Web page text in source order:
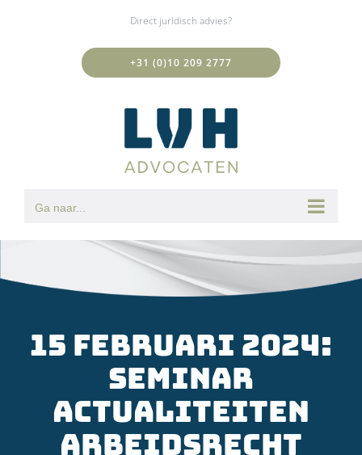
Direct juridisch advies?
+31 (0)10 209 2777
Ga naar...
15 februari 2024:
Seminar
Actualiteiten
Arbeidsrecht